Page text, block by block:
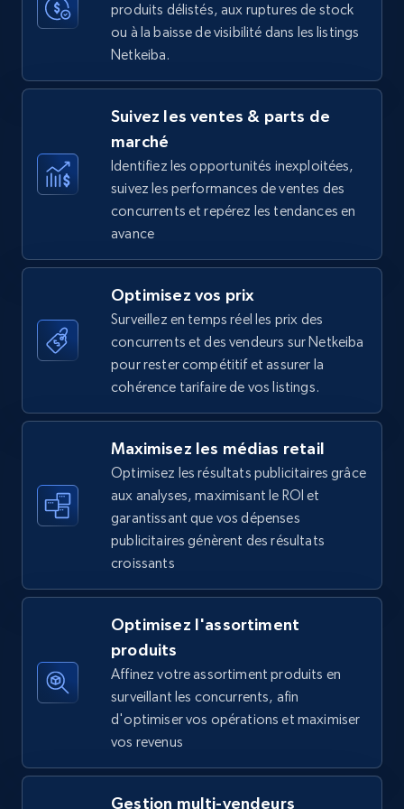
35.3K+ 5.7K+ Commencer
URL, Product name, Product rating, Product
rating object, Product rating max, Rating,
Author name, Asin, and more.
872+ Commencer
Walmart - products
URL, Final price, Sku, Currency, Gtin,
Specifications, Image urls, Top reviews, and
5.6K+ 877+ Commencer
Walmart - products - Find new products by
using specific category URL
URL, Final price, Sku, Currency, Gtin,
more.
877+
Specifications, Image urls, Top reviews, and
produits délistés, aux ruptures de stock
ou à la baisse de visibilité dans les listings
Netkeiba.
Suivez les ventes & parts de
marché
Identifiez les opportunités inexploitées,
suivez les performances de ventes des
concurrents et repérez les tendances en
avance
Optimisez vos prix
Surveillez en temps réel les prix des
concurrents et des vendeurs sur Netkeiba
pour rester compétitif et assurer la
cohérence tarifaire de vos listings.
Maximisez les médias retail
Optimisez les résultats publicitaires grâce
aux analyses, maximisant le ROI et
garantissant que vos dépenses
publicitaires génèrent des résultats
croissants
Optimisez l'assortiment
produits
Affinez votre assortiment produits en
surveillant les concurrents, afin
d'optimiser vos opérations et maximiser
vos revenus
Gestion multi-vendeurs